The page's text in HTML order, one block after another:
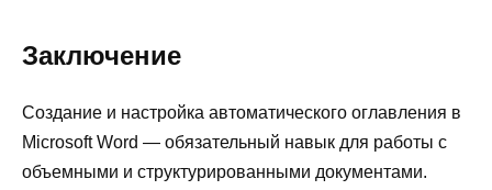
Заключение
Создание и настройка автоматического оглавления в
Microsoft Word — обязательный навык для работы с
объемными и структурированными документами.